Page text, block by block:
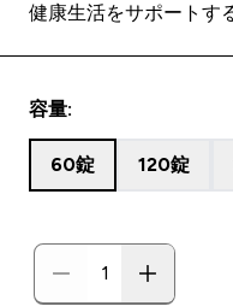
健康生活をサポートす
容量:
60錠 120錠